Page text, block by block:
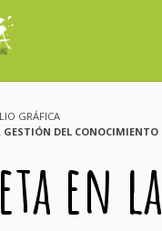
GRÁFICA
GESTIÓN DEL CONOCIMIENTO
en la